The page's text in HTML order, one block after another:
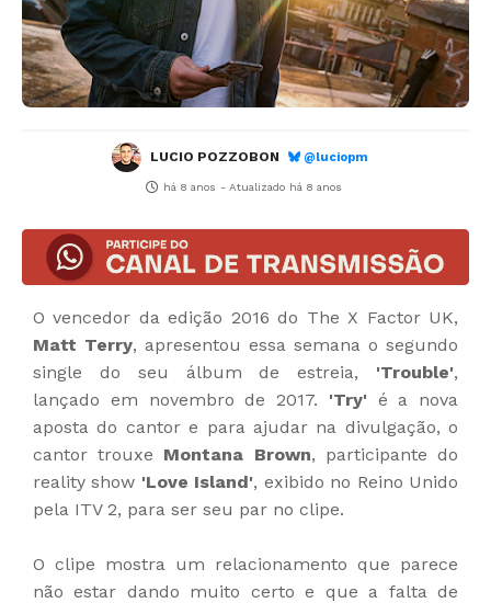
LUCIO POZZOBON @luciopm
há 8 anos - Atualizado há 8 anos
O vencedor da edição 2016 do The X Factor UK,
Matt Terry, apresentou essa semana o segundo
single do seu álbum de estreia, 'Trouble',
lançado em novembro de 2017. 'Try' é a nova
aposta do cantor e para ajudar na divulgação, o
cantor trouxe Montana Brown, participante do
reality show 'Love Island', exibido no Reino Unido
pela ITV 2, para ser seu par no clipe.
O clipe mostra um relacionamento que parece
não estar dando muito certo e que a falta de